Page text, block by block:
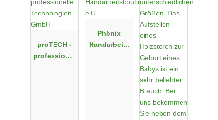
proTECH -
professionel
Phönix
Handarbeits